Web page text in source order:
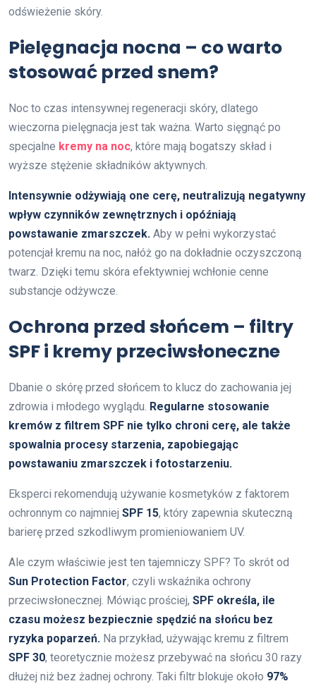
odświeżenie skóry.
Pielęgnacja nocna – co warto
stosować przed snem?
Noc to czas intensywnej regeneracji skóry, dlatego
wieczorna pielęgnacja jest tak ważna. Warto sięgnąć po
specjalne kremy na noc, które mają bogatszy skład i
wyższe stężenie składników aktywnych.
Intensywnie odżywiają one cerę, neutralizują negatywny
wpływ czynników zewnętrznych i opóźniają
powstawanie zmarszczek. Aby w pełni wykorzystać
potencjał kremu na noc, nałóż go na dokładnie oczyszczoną
twarz. Dzięki temu skóra efektywniej wchłonie cenne
substancje odżywcze.
Ochrona przed słońcem – filtry
SPF i kremy przeciwsłoneczne
Dbanie o skórę przed słońcem to klucz do zachowania jej
zdrowia i młodego wyglądu. Regularne stosowanie
kremów z filtrem SPF nie tylko chroni cerę, ale także
spowalnia procesy starzenia, zapobiegając
powstawaniu zmarszczek i fotostarzeniu.
Eksperci rekomendują używanie kosmetyków z faktorem
ochronnym co najmniej SPF 15, który zapewnia skuteczną
barierę przed szkodliwym promieniowaniem UV.
Ale czym właściwie jest ten tajemniczy SPF? To skrót od
Sun Protection Factor, czyli wskaźnika ochrony
przeciwsłonecznej. Mówiąc prościej, SPF określa, ile
czasu możesz bezpiecznie spędzić na słońcu bez
ryzyka poparzeń. Na przykład, używając kremu z filtrem
SPF 30, teoretycznie możesz przebywać na słońcu 30 razy
dłużej niż bez żadnej ochrony. Taki filtr blokuje około 97%